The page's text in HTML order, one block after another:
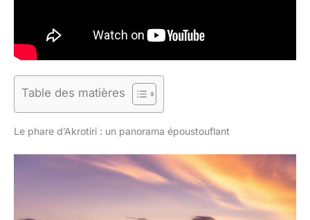
Table des matières
Le phare d’Akrotiri : un panorama époustouflant